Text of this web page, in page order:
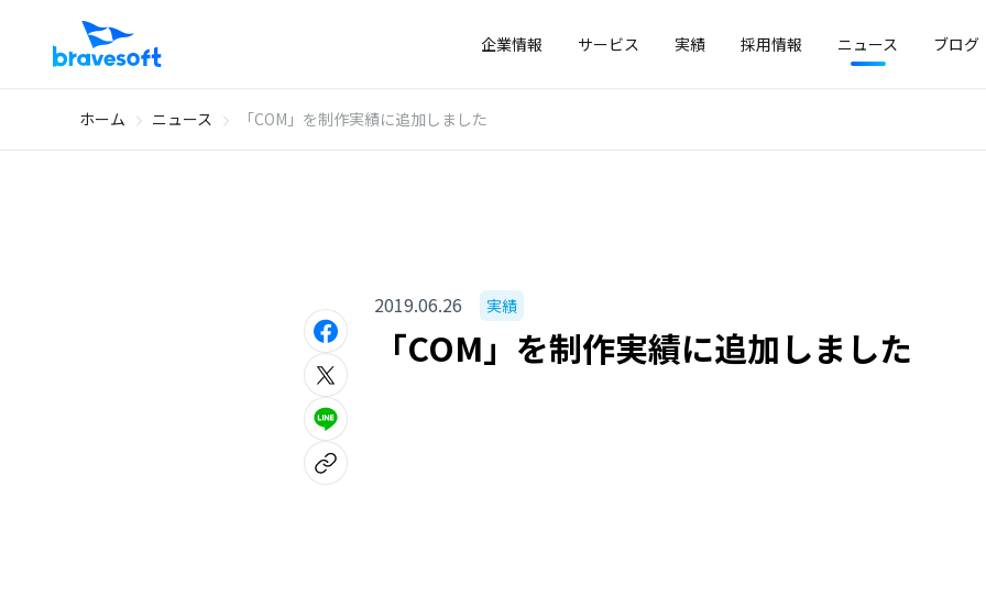
企業情報 サービス 実績 採用情報 ニュース ブログ
ホーム ニュース 「COM」を制作実績に追加しました
2019.06.26 実績
「COM」を制作実績に追加しました